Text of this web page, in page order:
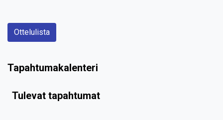
Ottelulista
Tapahtumakalenteri
Tulevat tapahtumat